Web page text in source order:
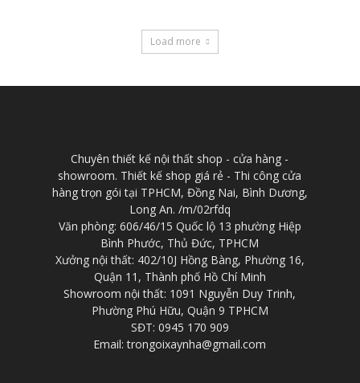
Load more
Chuyên thiết kế nội thất shop - cửa hàng -
showroom. Thiết kế shop giá rẻ - Thi công cửa
hàng trọn gói tại TPHCM, Đồng Nai, Bình Dương,
Long An. /m/02rfdq
Văn phòng: 606/46/15 Quốc lộ 13 phường Hiệp
Bình Phước, Thủ Đức, TPHCM
Xưởng nội thất: 402/10J Hồng Bàng, Phường 16,
Quận 11, Thành phố Hồ Chí Minh
Showroom nội thất: 1091 Nguyễn Duy Trinh,
Phường Phú Hữu, Quận 9 TPHCM
SĐT: 0945 170 909
Email: trongoixaynha@gmail.com